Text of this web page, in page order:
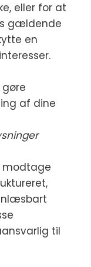
eller for at
gældende
en
af dine
modtage
til